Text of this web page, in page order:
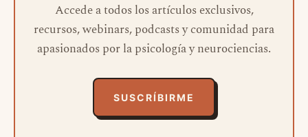
Accede a todos los artículos exclusivos,
recursos, webinars, podcasts y comunidad para
apasionados por la psicología y neurociencias.
SUSCRÍBIRME